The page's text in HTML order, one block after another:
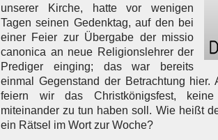
unserer Kirche, hatte vor wenigen
Tagen seinen Gedenktag, auf den bei
einer Feier zur Übergabe der missio
canonica an neue Religionslehrer der
Prediger einging; das war bereits
einmal Gegenstand der Betrachtung hier.
feiern wir das Christkönigsfest,
miteinander zu tun haben soll. Wie heißt
ein Rätsel im Wort zur Woche?